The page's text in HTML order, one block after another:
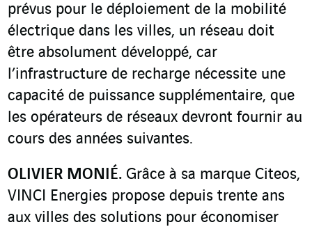
prévus pour le déploiement de la mobilité
électrique dans les villes, un réseau doit
être absolument développé, car
l’infrastructure de recharge nécessite une
capacité de puissance supplémentaire, que
les opérateurs de réseaux devront fournir au
cours des années suivantes.
OLIVIER MONIÉ. Grâce à sa marque Citeos,
VINCI Energies propose depuis trente ans
aux villes des solutions pour économiser